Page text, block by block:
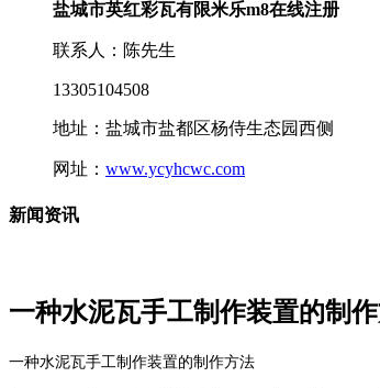
盐城市英红彩瓦有限米乐m8在线注册
联系人：陈先生
13305104508
地址：盐城市盐都区杨侍生态园西侧
网址： www.ycyhcwc.com
新闻资讯
一种水泥瓦手工制作装置的制
一种水泥瓦手工制作装置的制作方法